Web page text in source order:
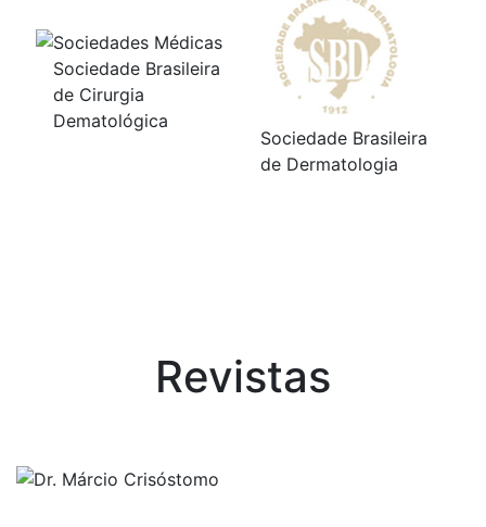
Sociedade Brasileira
de Cirurgia
Dematológica
Sociedade Brasileira
de Dermatologia
Revistas